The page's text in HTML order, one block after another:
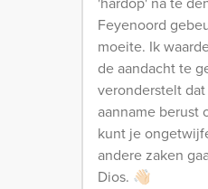
Feyenoord
moeite. Ik
de aandacht te
veronderstelt
aanname berust
kunt je
andere zaken
Dios. 👋🏻